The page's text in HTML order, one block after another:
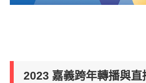
2023 嘉義跨年轉播與直